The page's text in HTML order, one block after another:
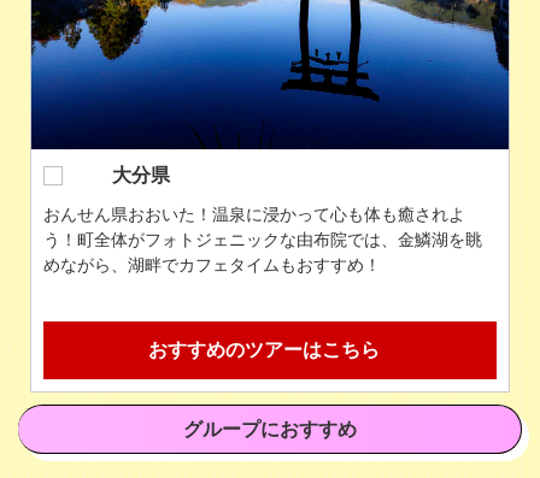
京都府
歴史と文化の街京都。着物を着て寺社仏閣を巡れば写真映
え間違いなし！和スイーツや町屋カフェ巡りもおすすめ！
おすすめのツアーはこちら
グループにおすすめ